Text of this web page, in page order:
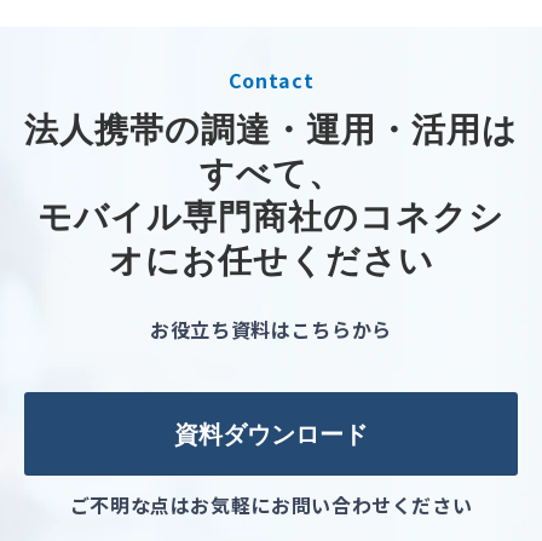
Contact
法人携帯の調達・運用・活用は
すべて、
モバイル専門商社のコネクシ
オにお任せください
お役立ち資料はこちらから
資料ダウンロード
ご不明な点はお気軽にお問い合わせください